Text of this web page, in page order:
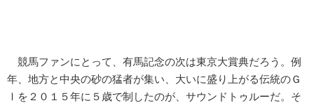
競馬ファンにとって、有馬記念の次は東京大賞典だろう。例
年、地方と中央の砂の猛者が集い、大いに盛り上がる伝統のＧ
Ⅰを２０１５年に５歳で制したのが、サウンドトゥルーだ。そ